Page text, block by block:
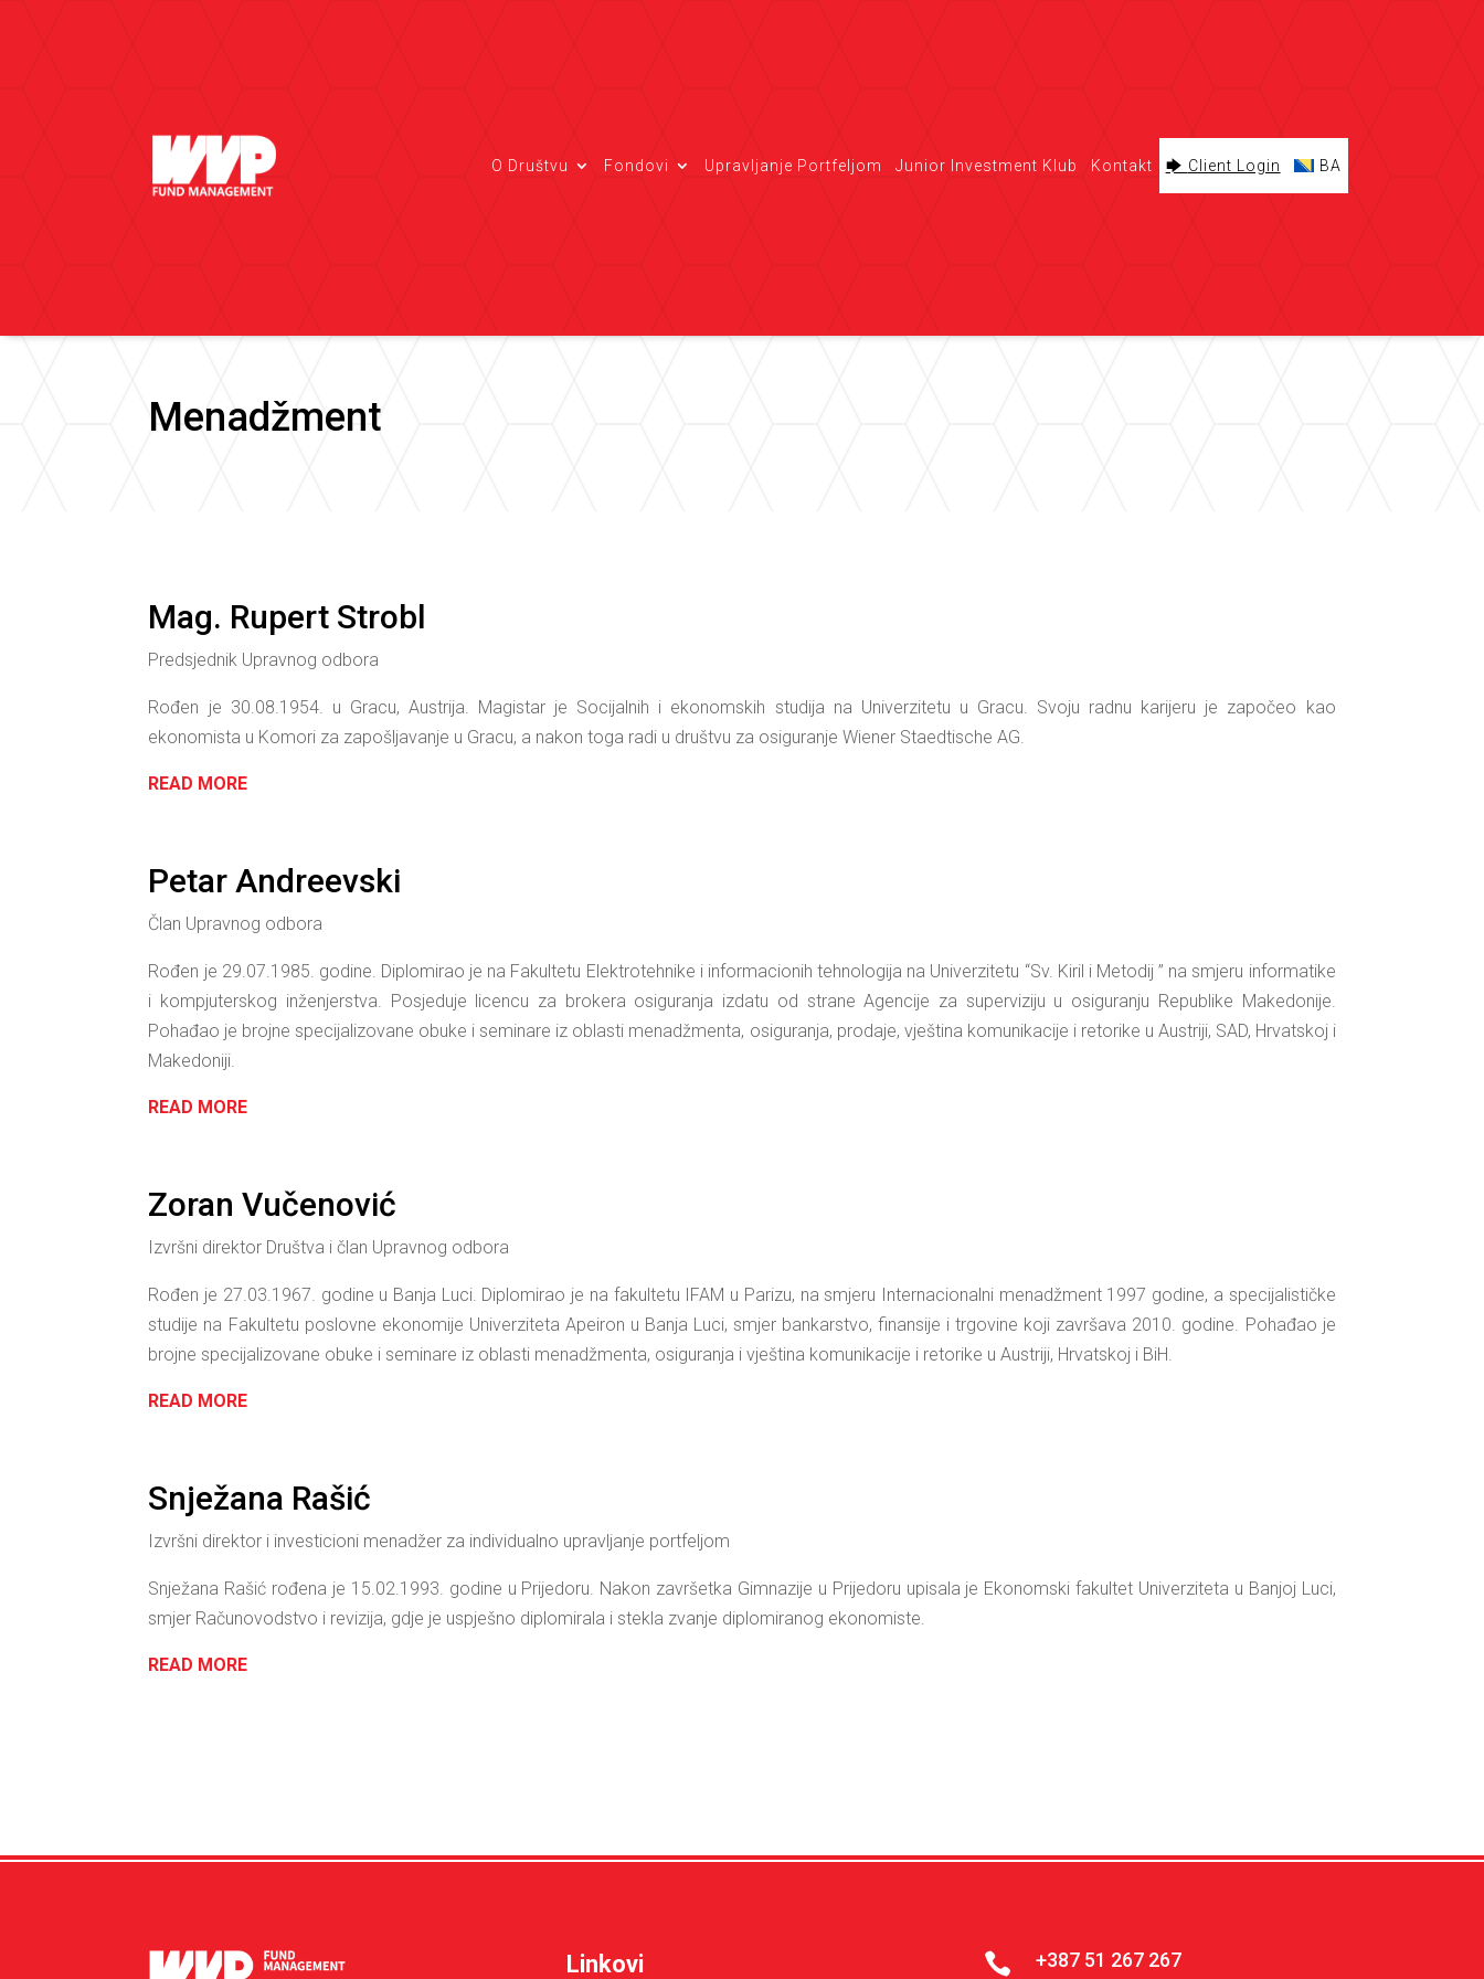
O Društvu Fondovi Upravljanje Portfeljom Junior Investment Klub Kontakt Client Login BA
Menadžment
Mag. Rupert Strobl
Predsjednik Upravnog odbora
Rođen je 30.08.1954. u Gracu, Austrija. Magistar je Socijalnih i ekonomskih studija na Univerzitetu u Gracu. Svoju radnu karijeru je započeo kao
ekonomista u Komori za zapošljavanje u Gracu, a nakon toga radi u društvu za osiguranje Wiener Staedtische AG.
READ MORE
Petar Andreevski
Član Upravnog odbora
Rođen je 29.07.1985. godine. Diplomirao je na Fakultetu Elektrotehnike i informacionih tehnologija na Univerzitetu “Sv. Kiril i Metodij ” na smjeru informatike
i kompjuterskog inženjerstva. Posjeduje licencu za brokera osiguranja izdatu od strane Agencije za superviziju u osiguranju Republike Makedonije.
Pohađao je brojne specijalizovane obuke i seminare iz oblasti menadžmenta, osiguranja, prodaje, vještina komunikacije i retorike u Austriji, SAD, Hrvatskoj i
Makedoniji.
READ MORE
Zoran Vučenović
Izvršni direktor Društva i član Upravnog odbora
Rođen je 27.03.1967. godine u Banja Luci. Diplomirao je na fakultetu IFAM u Parizu, na smjeru Internacionalni menadžment 1997 godine, a specijalističke
studije na Fakultetu poslovne ekonomije Univerziteta Apeiron u Banja Luci, smjer bankarstvo, finansije i trgovine koji završava 2010. godine. Pohađao je
brojne specijalizovane obuke i seminare iz oblasti menadžmenta, osiguranja i vještina komunikacije i retorike u Austriji, Hrvatskoj i BiH.
READ MORE
Snježana Rašić
Izvršni direktor i investicioni menadžer za individualno upravljanje portfeljom
Snježana Rašić rođena je 15.02.1993. godine u Prijedoru. Nakon završetka Gimnazije u Prijedoru upisala je Ekonomski fakultet Univerziteta u Banjoj Luci,
smjer Računovodstvo i revizija, gdje je uspješno diplomirala i stekla zvanje diplomiranog ekonomiste.
READ MORE
Linkovi  +387 51 267 267